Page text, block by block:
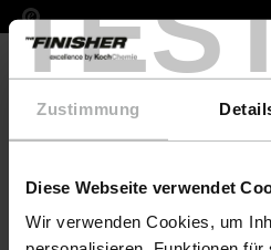
Zustimmung
Diese Webseite verwendet
Wir verwenden Cookies, um
COLOURLOCK